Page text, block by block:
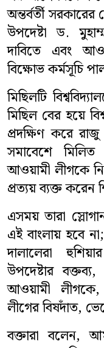
শিক্ষাঙ্গন
অপরাধ
ধর্ম
সাহিত্য
স্বাস্থ্য
কৃষি
পাঁচ মিশালী
অন্তর্বর্তী
উপদেষ্টা ড.
দাবিতে এবং
বিক্ষোভ কর্মসূচি
মিছিলটি
মিছিল বের হয়ে
প্রদক্ষিণ করে রাজু
সমাবেশে
আওয়ামী লীগকে
প্রত্যয় ব্যক্ত করেন
এসময় তারা
এই বাংলায় হবে
দালালেরা
উপদেষ্টার
আওয়ামী
লীগের বিষদাঁত,
বক্তারা বলেন,